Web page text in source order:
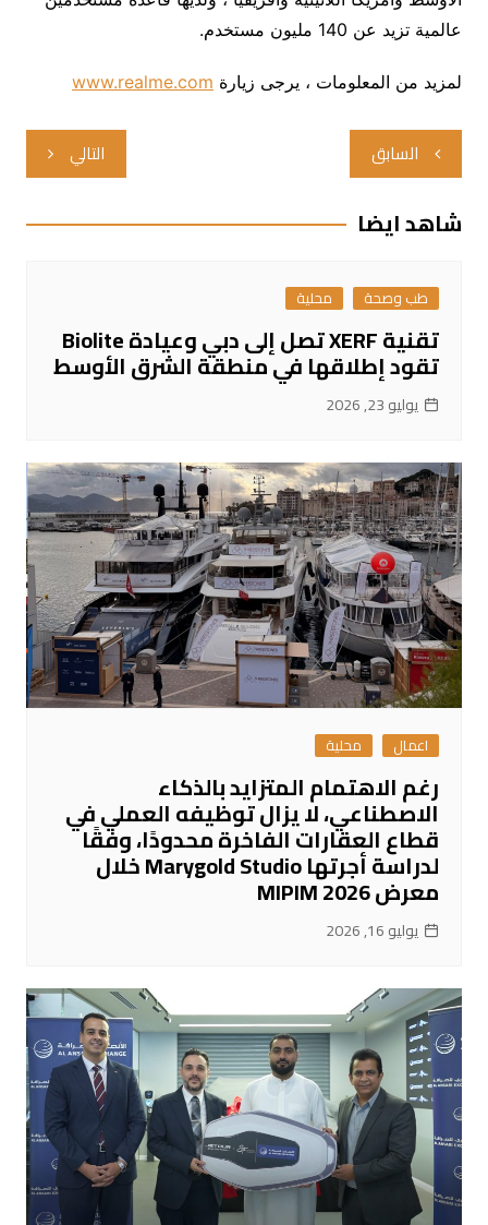
عالمية تزيد عن 140 مليون مستخدم.
لمزيد من المعلومات ، يرجى زيارة www.realme.com
تصفّح
المقالات
السابق التالي
شاهد ايضا
طب وصحة محلية
تقنية XERF تصل إلى دبي وعيادة Biolite
تقود إطلاقها في منطقة الشرق الأوسط
يوليو 23, 2026
اعمال محلية
رغم الاهتمام المتزايد بالذكاء
الاصطناعي، لا يزال توظيفه العملي في
قطاع العقارات الفاخرة محدودًا، وفقًا
لدراسة أجرتها Marygold Studio خلال
معرض MIPIM 2026
يوليو 16, 2026